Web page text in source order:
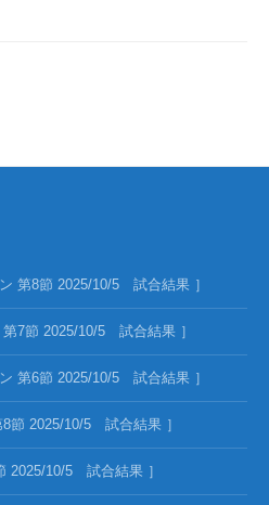
第8節 2025/10/5 試合結果 ］
7節 2025/10/5 試合結果 ］
第6節 2025/10/5 試合結果 ］
節 2025/10/5 試合結果 ］
2025/10/5 試合結果 ］